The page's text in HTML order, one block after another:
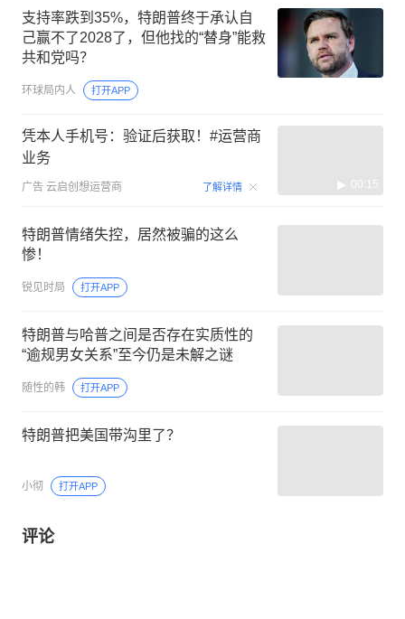
支持率跌到35%，特朗普终于承认自
己赢不了2028了，但他找的“替身”能救
共和党吗？
环球局内人 打开APP
凭本人手机号：验证后获取！#运营商
业务
广告 云启创想运营商 了解详情 00:15
特朗普情绪失控，居然被骗的这么
惨！
锐见时局 打开APP
特朗普与哈普之间是否存在实质性的
“逾规男女关系”至今仍是未解之谜
随性的韩 打开APP
特朗普把美国带沟里了？
小彻 打开APP
评论